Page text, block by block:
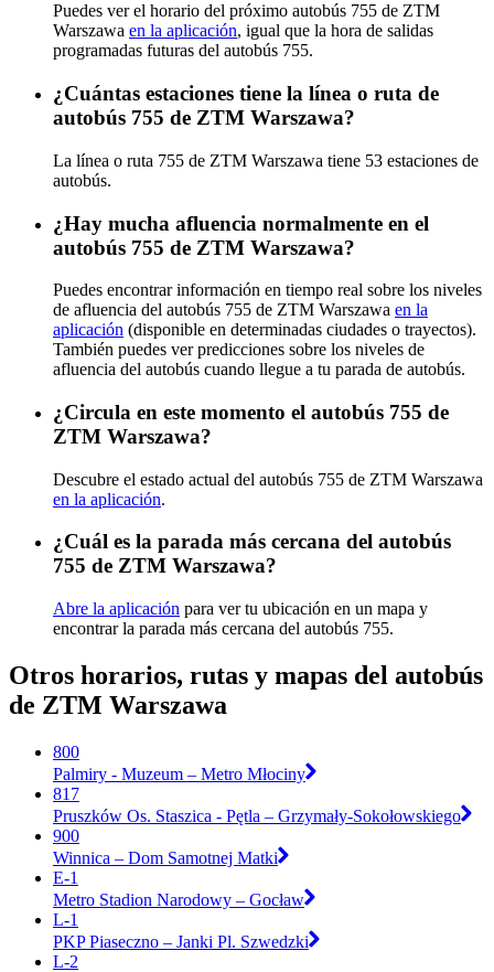
Puedes ver el horario del próximo autobús 755 de ZTM
Warszawa en la aplicación, igual que la hora de salidas
programadas futuras del autobús 755.
¿Cuántas estaciones tiene la línea o ruta de
autobús 755 de ZTM Warszawa?
La línea o ruta 755 de ZTM Warszawa tiene 53 estaciones de
autobús.
¿Hay mucha afluencia normalmente en el
autobús 755 de ZTM Warszawa?
Puedes encontrar información en tiempo real sobre los niveles
de afluencia del autobús 755 de ZTM Warszawa en la
aplicación (disponible en determinadas ciudades o trayectos).
También puedes ver predicciones sobre los niveles de
afluencia del autobús cuando llegue a tu parada de autobús.
¿Circula en este momento el autobús 755 de
ZTM Warszawa?
Descubre el estado actual del autobús 755 de ZTM Warszawa
en la aplicación.
¿Cuál es la parada más cercana del autobús
755 de ZTM Warszawa?
Abre la aplicación para ver tu ubicación en un mapa y
encontrar la parada más cercana del autobús 755.
Otros horarios, rutas y mapas del autobús
de ZTM Warszawa
800
Palmiry - Muzeum – Metro Młociny
817
Pruszków Os. Staszica - Pętla – Grzymały-Sokołowskiego
900
Winnica – Dom Samotnej Matki
E-1
Metro Stadion Narodowy – Gocław
L-1
PKP Piaseczno – Janki Pl. Szwedzki
L-2